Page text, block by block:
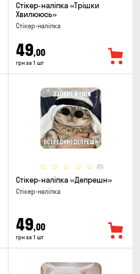
Стікер-наліпка «Трішки
Хвилююсь»
Стікер-наліпка
49,00
грн за 1 шт
(0)
Стікер-наліпка «Депрешн»
Стікер-наліпка
49,00
грн за 1 шт